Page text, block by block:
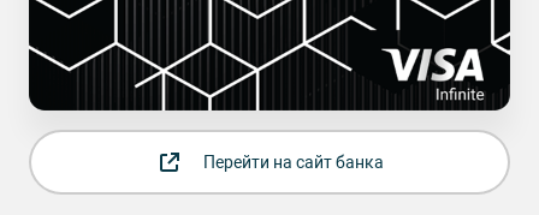
Перейти на сайт банка